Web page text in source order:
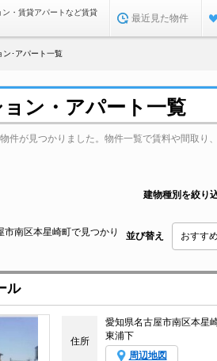
・賃貸アパートなど賃貸
最近見た物件
ン･アパート一覧
ン・アパート一覧
が見つかりました。物件一覧で賃料や間取り
建物種別を絞り
南区本星崎町で見つかり
並び替え
ル
住所
愛知県名古屋市南区本星
東浦下
周辺地図